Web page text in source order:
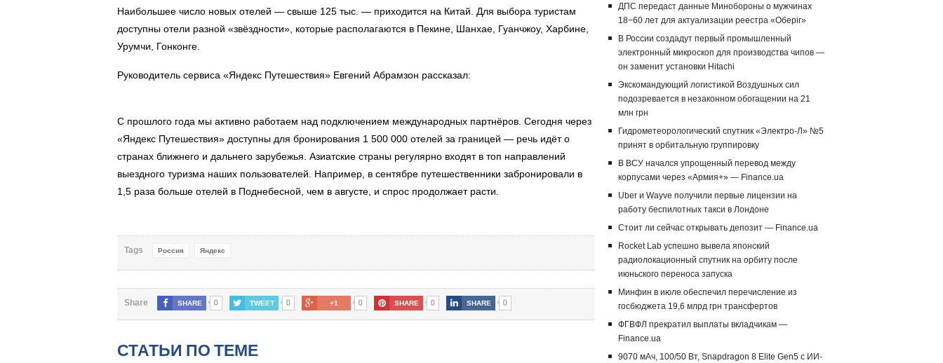
Наибольшее число новых отелей — свыше 125 тыс. — приходится на Китай. Для выбора туристам
доступны отели разной «звёздности», которые располагаются в Пекине, Шанхае, Гуанчжоу, Харбине,
Урумчи, Гонконге.
Руководитель сервиса «Яндекс Путешествия» Евгений Абрамзон рассказал:
С прошлого года мы активно работаем над подключением международных партнёров. Сегодня через
«Яндекс Путешествия» доступны для бронирования 1 500 000 отелей за границей — речь идёт о
странах ближнего и дальнего зарубежья. Азиатские страны регулярно входят в топ направлений
выездного туризма наших пользователей. Например, в сентябре путешественники забронировали в
1,5 раза больше отелей в Поднебесной, чем в августе, и спрос продолжает расти.
Tags Россия Яндекс
Share SHARE 0 TWEET 0 +1 0 SHARE 0 SHARE 0
СТАТЬИ ПО ТЕМЕ
ДПС передаст данные Минобороны о мужчинах
18−60 лет для актуализации реестра «Оберіг»
В России создадут первый промышленный
электронный микроскоп для производства чипов —
он заменит установки Hitachi
Экскомандующий логистикой Воздушных сил
подозревается в незаконном обогащении на 21
млн грн
Гидрометеорологический спутник «Электро-Л» №5
принят в орбитальную группировку
В ВСУ начался упрощенный перевод между
корпусами через «Армия+» — Finance.ua
Uber и Wayve получили первые лицензии на
работу беспилотных такси в Лондоне
Стоит ли сейчас открывать депозит — Finance.ua
Rocket Lab успешно вывела японский
радиолокационный спутник на орбиту после
июньского переноса запуска
Минфин в июле обеспечил перечисление из
госбюджета 19,6 млрд грн трансфертов
ФГВФЛ прекратил выплаты вкладчикам —
Finance.ua
9070 мАч, 100/50 Вт, Snapdragon 8 Elite Gen5 с ИИ-